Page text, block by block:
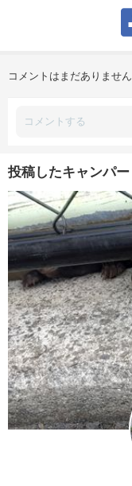
コメントはまだありません
投稿したキャンパー